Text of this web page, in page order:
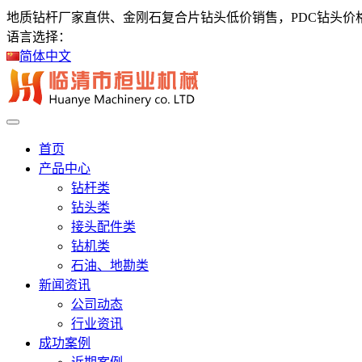
地质钻杆厂家直供、金刚石复合片钻头低价销售，PDC钻头价
语言选择：
简体中文
首页
产品中心
钻杆类
钻头类
接头配件类
钻机类
石油、地勘类
新闻资讯
公司动态
行业资讯
成功案例